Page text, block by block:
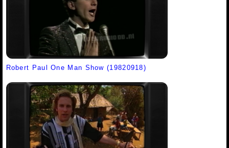
Robert Paul One Man Show (19820918)